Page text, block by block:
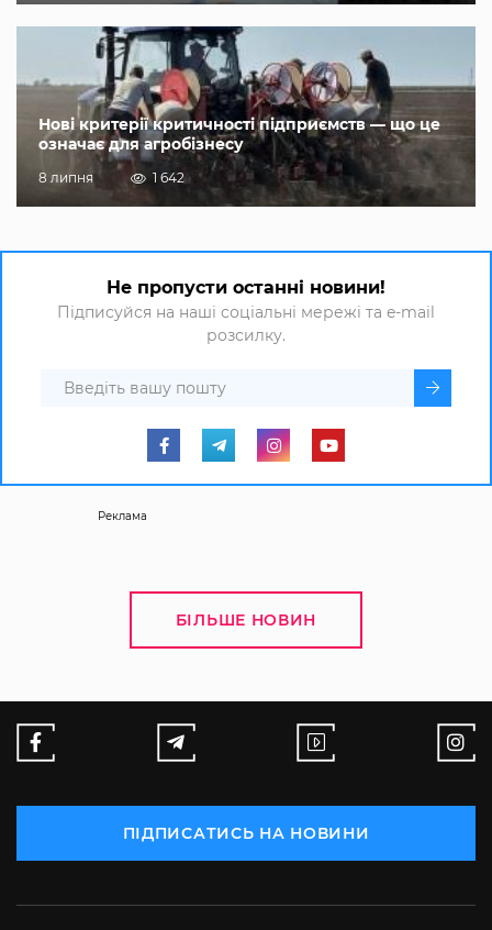
Нові критерії критичності підприємств — що це
означає для агробізнесу
8 липня 1 642
Не пропусти останні новини!
Підписуйся на наші соціальні мережі та e-mail
розсилку.
Реклама
БІЛЬШЕ НОВИН
ПІДПИСАТИСЬ НА НОВИНИ